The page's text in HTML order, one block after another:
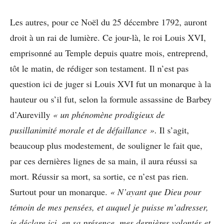
Les autres, pour ce Noël du 25 décembre 1792, auront
droit à un rai de lumière. Ce jour-là, le roi Louis XVI,
emprisonné au Temple depuis quatre mois, entreprend,
tôt le matin, de rédiger son testament. Il n’est pas
question ici de juger si Louis XVI fut un monarque à la
hauteur ou s’il fut, selon la formule assassine de Barbey
d’Aurevilly « un phénomène prodigieux de
pusillanimité morale et de défaillance ». Il s’agit,
beaucoup plus modestement, de souligner le fait que,
par ces dernières lignes de sa main, il aura réussi sa
mort. Réussir sa mort, sa sortie, ce n’est pas rien.
Surtout pour un monarque. « N’ayant que Dieu pour
témoin de mes pensées, et auquel je puisse m’adresser,